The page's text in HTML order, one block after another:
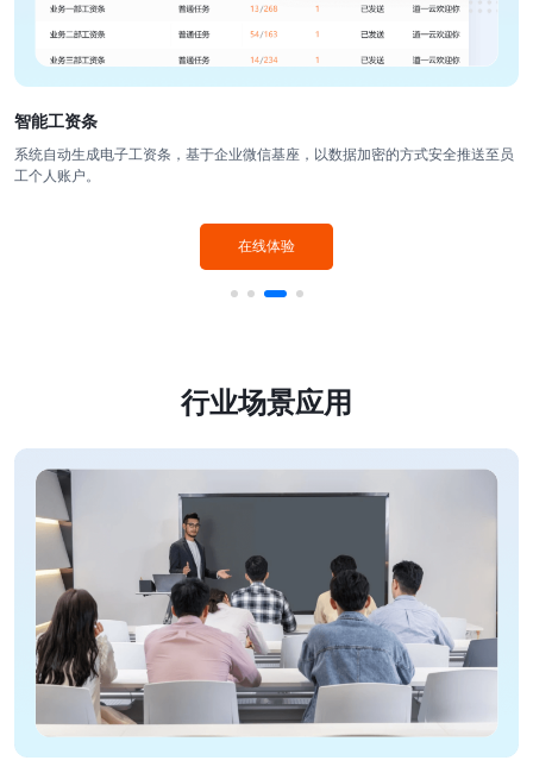
智能工资条
系统自动生成电子工资条，基于企业微信基座，以数据加密的方式安全推送至员
工个人账户。
在线体验
行业场景应用